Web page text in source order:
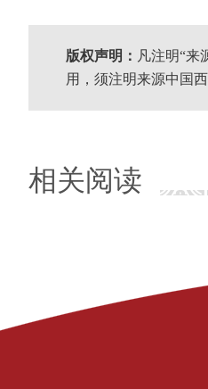
版权声明： 凡注明“来
用，须注明来源中国
相关阅读